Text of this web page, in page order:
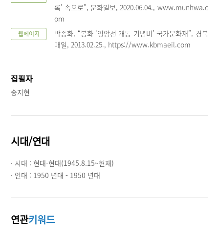
록’ 속으로”, 문화일보, 2020.06.04., www.munhwa.c
om
웹페이지
박종화, “봉화 ‘영암선 개통 기념비’ 국가문화재”, 경북
매일, 2013.02.25., https://www.kbmaeil.com
집필자
송지현
시대/연대
· 시대 :현대-현대(1945.8.15~현재)
· 연대 : 1950 년대 - 1950 년대
연관키워드